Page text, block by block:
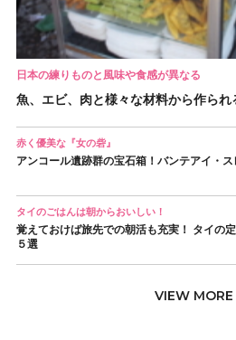
日本の練りものと風味や食感が異なる
魚、エビ、肉と様々な材料から作ら
赤く優美な『女の砦』
アンコール遺跡群の宝石箱！バンテアイ・
タイのごはんは朝からおいしい！
覚えておけば旅先での朝活も充実！ タイの
５選
VIEW MORE